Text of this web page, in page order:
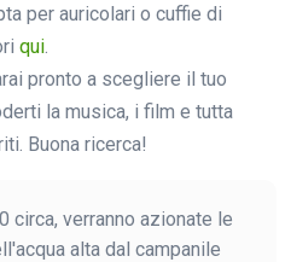
per auricolari o cuffie di
qui.
pronto a scegliere il tuo
la musica, i film e tutta
Buona ricerca!
circa, verranno azionate le
alta dal campanile